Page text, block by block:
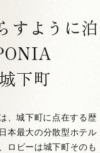
すように泊
下町
、城下町に点在する歴
本最大の分散型ホテル
ロビーは城下町そのも